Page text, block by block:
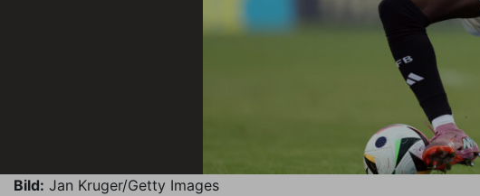
Bild: Jan Kruger/Getty Images